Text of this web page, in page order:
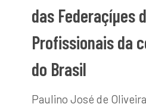
das Federaçíµes
Profissionais da
do Brasil
Paulino José de